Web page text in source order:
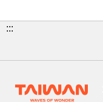
:::